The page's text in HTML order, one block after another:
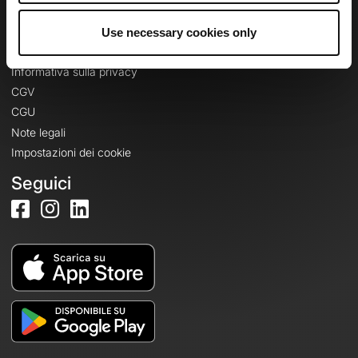
Use necessary cookies only
Informativa sulla privacy
CGV
CGU
Note legali
Impostazioni dei cookie
Seguici